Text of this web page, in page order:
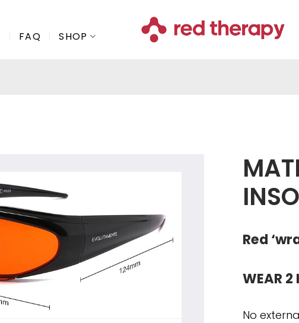
FAQ SHOP
Red
WEAR 2
No